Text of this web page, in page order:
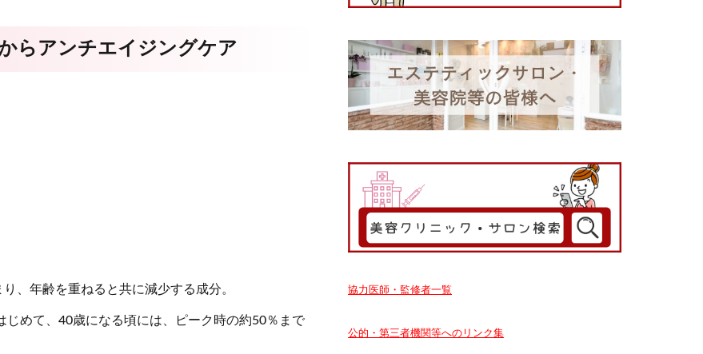
らアンチエイジングケア
、年齢を重ねると共に減少する成分。
めて、40歳になる頃には、ピーク時の約50％まで
協力医師・監修者一覧
公的・第三者機関等へのリンク集